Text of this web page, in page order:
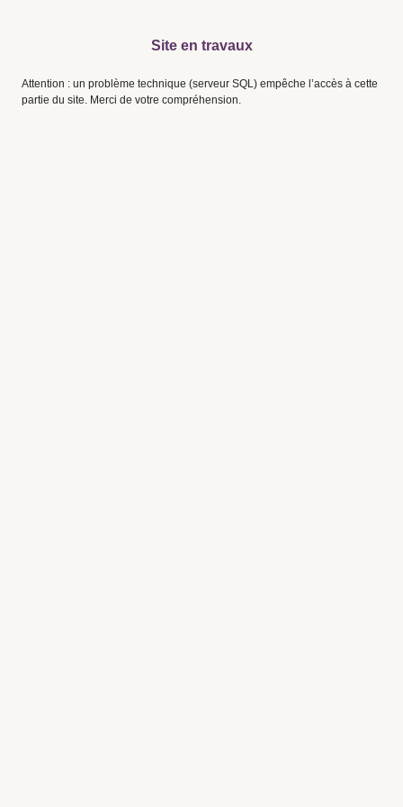
Site en travaux
Attention : un problème technique (serveur SQL) empêche l’accès à cette
partie du site. Merci de votre compréhension.